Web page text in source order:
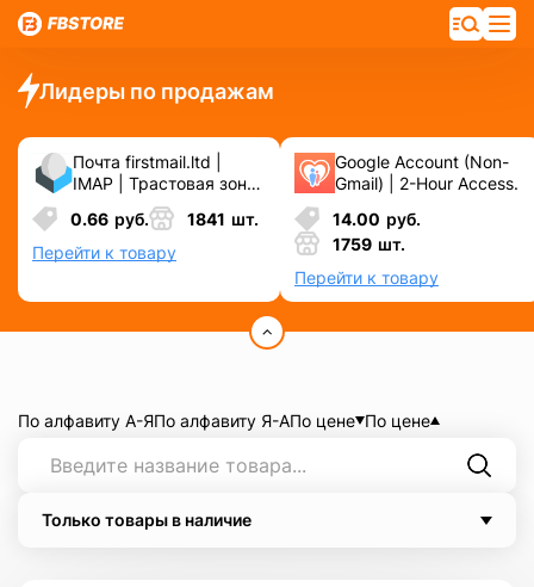
Лидеры по продажам
Почта firstmail.ltd |
IMAP | Трастовая зона
.COM ❗️ Новые, Чистые
❗️ С реальными
логинами | ☑️
Специально для ФБ/
0.66 руб. 1841 шт.
Перейти к товару
Google Account (Non-
Gmail) | 2-Hour Access.
14.00 руб.
1759 шт.
Перейти к товару
По алфавиту А-ЯПо алфавиту Я-АПо цене По цене
Только товары в наличие